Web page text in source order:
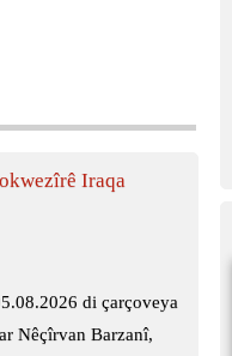
Iraqa
di çarçoveya
Nêçîrvan Barzanî,